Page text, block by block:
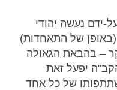
ידם נעשה יהודי
של התאחדות)
– בהבאת הגאולה
יפעל זאת
של כל אחד